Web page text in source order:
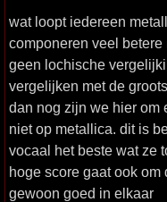
wat loopt iedereen
componeren veel
geen lochische
vergelijken met de
dan nog zijn we hier om
niet op metallica. dit is
vocaal het beste wat ze
hoge score gaat ook om
gewoon goed in elkaar